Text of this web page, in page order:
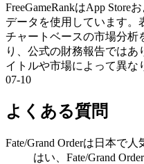
FreeGameRankはApp Store
データを使用しています。
チャートベースの市場分析
り、公式の財務報告ではあ
イトルや市場によって異な
07-10
よくある質問
Fate/Grand Orderは日本で
はい、Fate/Grand